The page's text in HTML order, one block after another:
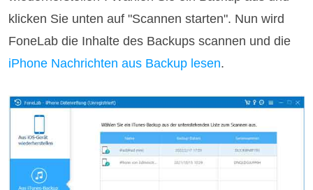
klicken Sie unten auf "Scannen starten". Nun wird
FoneLab die Inhalte des Backups scannen und die
iPhone Nachrichten aus Backup lesen.